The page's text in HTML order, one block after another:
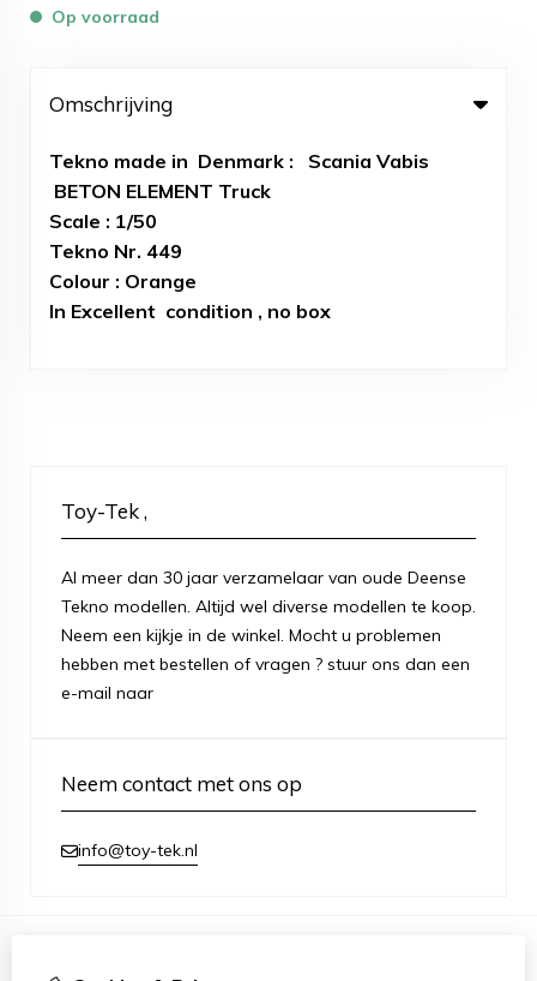
Op voorraad
Omschrijving
Tekno made in Denmark : Scania Vabis
BETON ELEMENT Truck
Scale : 1/50
Tekno Nr. 449
Colour : Orange
In Excellent condition , no box
Toy-Tek ,
Al meer dan 30 jaar verzamelaar van oude Deense
Tekno modellen. Altijd wel diverse modellen te koop.
Neem een kijkje in de winkel. Mocht u problemen
hebben met bestellen of vragen ? stuur ons dan een
e-mail naar
Neem contact met ons op
info@toy-tek.nl